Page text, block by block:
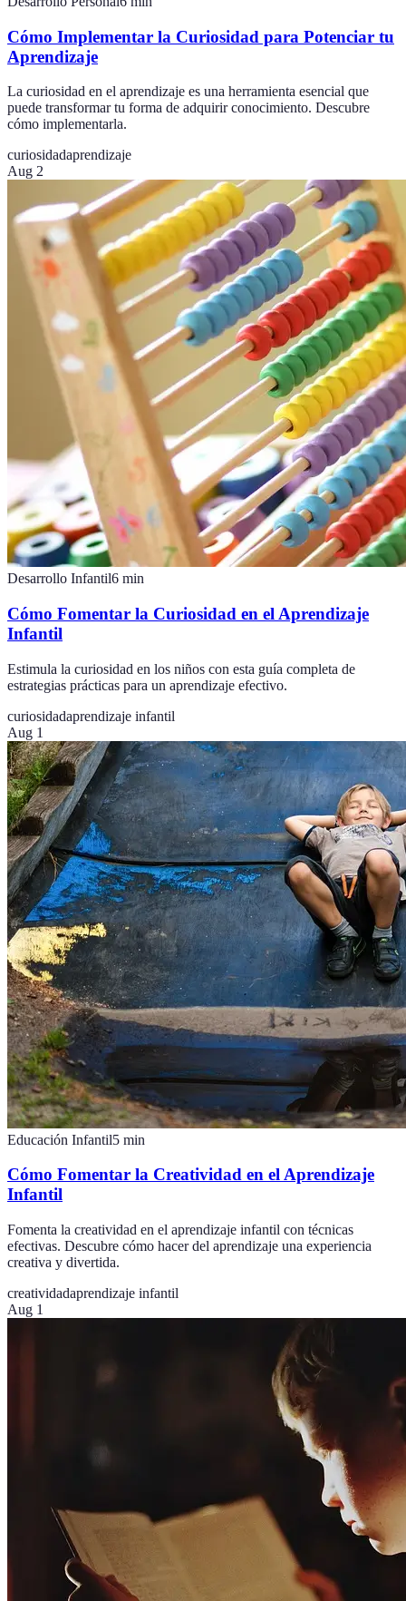
Cómo Implementar la Curiosidad para Potenciar tu
Aprendizaje
La curiosidad en el aprendizaje es una herramienta esencial que
puede transformar tu forma de adquirir conocimiento. Descubre
cómo implementarla.
curiosidadaprendizaje
Aug 2
Desarrollo Infantil6 min
Cómo Fomentar la Curiosidad en el Aprendizaje
Infantil
Estimula la curiosidad en los niños con esta guía completa de
estrategias prácticas para un aprendizaje efectivo.
curiosidadaprendizaje infantil
Aug 1
Educación Infantil5 min
Cómo Fomentar la Creatividad en el Aprendizaje
Infantil
Fomenta la creatividad en el aprendizaje infantil con técnicas
efectivas. Descubre cómo hacer del aprendizaje una experiencia
creativa y divertida.
creatividadaprendizaje infantil
Aug 1